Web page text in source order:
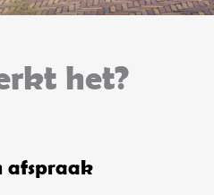
het?
afspraak